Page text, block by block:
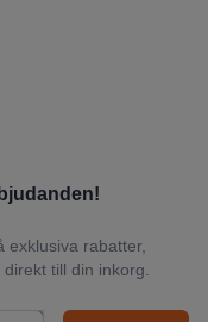
exklusiva rabatter,
till din inkorg.